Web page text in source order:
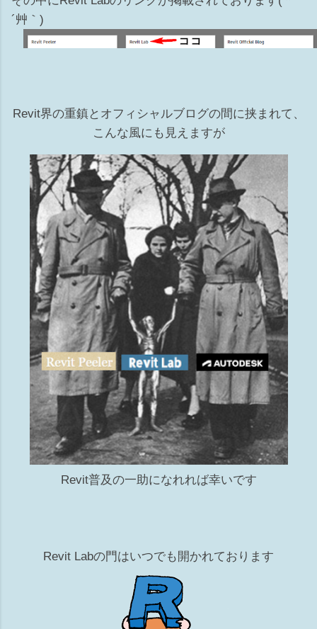
´艸｀)
Revit界の重鎮とオフィシャルブログの間に挟まれて、
こんな風にも見えますが
Revit普及の一助になれれば幸いです
Revit Labの門はいつでも開かれております